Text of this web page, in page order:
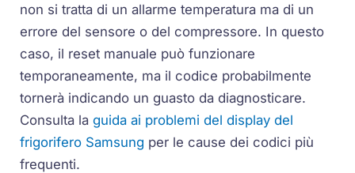
non si tratta di un allarme temperatura ma di un
errore del sensore o del compressore. In questo
caso, il reset manuale può funzionare
temporaneamente, ma il codice probabilmente
tornerà indicando un guasto da diagnosticare.
Consulta laguida ai problemi del display del
frigorifero Samsung per le cause dei codici più
frequenti.